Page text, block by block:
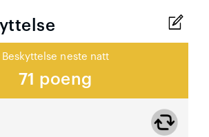
Beskyttelse neste natt
71 poeng